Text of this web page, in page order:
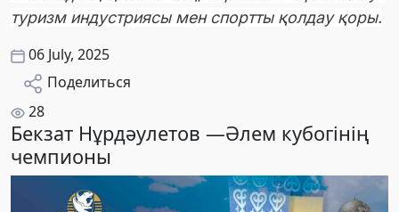
туризм индустриясы мен спортты қолдау қоры.
06 July, 2025
Поделиться
28
Бекзат Нұрдәулетов —Әлем кубогінің
чемпионы